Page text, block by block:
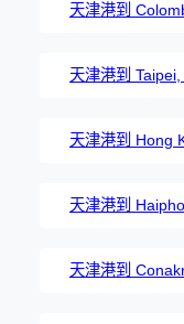
天津港到
天津港到
天津港到 Hong
天津港到
天津港到